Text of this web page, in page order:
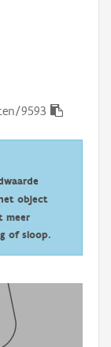
9593
object
meer
of sloop.